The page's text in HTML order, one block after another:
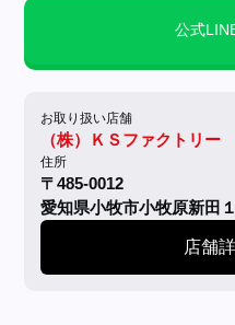
公式
お取り扱い店舗
（株）ＫＳファクトリ
住所
〒485-0012
愛知県小牧市小牧原新田
店舗